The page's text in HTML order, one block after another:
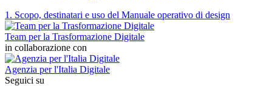
1. Scopo, destinatari e uso del Manuale operativo di design
Team per la Trasformazione Digitale
in collaborazione con
Agenzia per l'Italia Digitale
Seguici su